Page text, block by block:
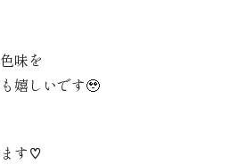
味を
嬉しいです🥹
す♡